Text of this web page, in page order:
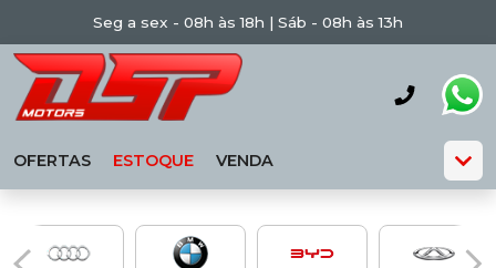
Seg a sex - 08h às 18h | Sáb - 08h às 13h
OFERTAS ESTOQUE VENDA